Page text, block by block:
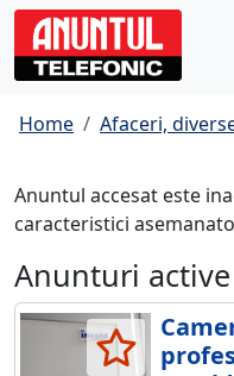
Home Afaceri,
Anuntul accesat este
caracteristici
Anunturi